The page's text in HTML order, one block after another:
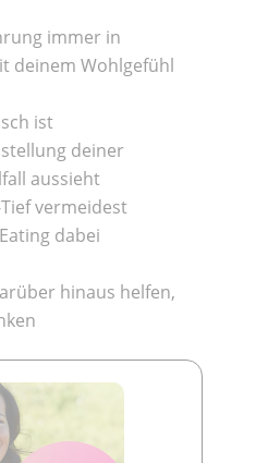
immer in
deinem Wohlgefühl
ist
deiner
aussieht
vermeidest
dabei
hinaus helfen,